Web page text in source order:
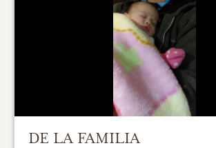
DE LA FAMILIA